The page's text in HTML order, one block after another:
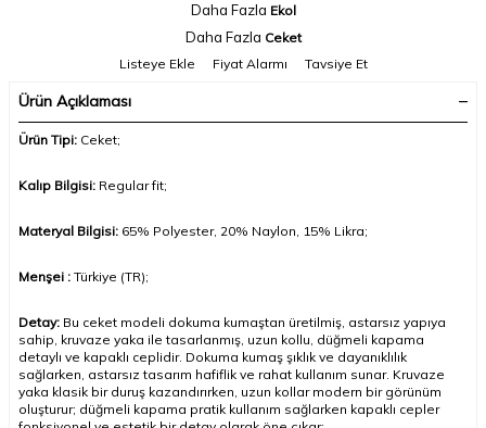
Daha Fazla Ekol
Daha Fazla Ceket
Listeye Ekle
Fiyat Alarmı Tavsiye Et
Ürün Açıklaması
Ürün Tipi: Ceket;
Kalıp Bilgisi: Regular fit;
Materyal Bilgisi: 65% Polyester, 20% Naylon, 15% Likra;
Menşei : Türkiye (TR);
Detay: Bu ceket modeli dokuma kumaştan üretilmiş, astarsız yapıya
sahip, kruvaze yaka ile tasarlanmış, uzun kollu, düğmeli kapama
detaylı ve kapaklı ceplidir. Dokuma kumaş şıklık ve dayanıklılık
sağlarken, astarsız tasarım hafiflik ve rahat kullanım sunar. Kruvaze
yaka klasik bir duruş kazandırırken, uzun kollar modern bir görünüm
oluşturur; düğmeli kapama pratik kullanım sağlarken kapaklı cepler